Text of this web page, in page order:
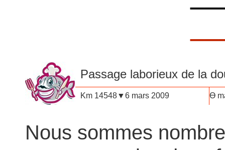
Passage laborieux de la
Km 14548▼6 mars 2009 Ө
Nous sommes